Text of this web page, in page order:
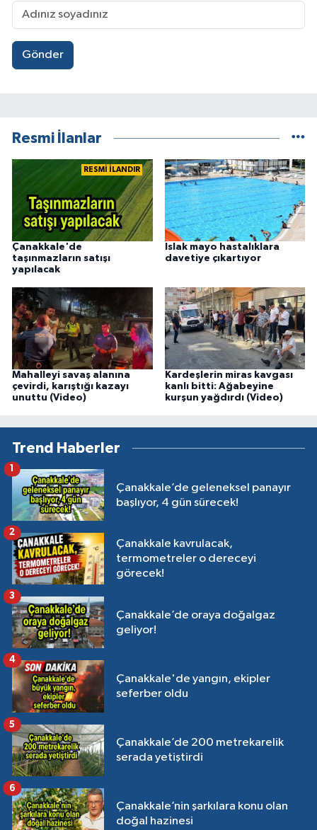
Gönder
Resmi İlanlar
RESMİ İLANDIR
Çanakkale'de
taşınmazların satışı
yapılacak
Islak mayo hastalıklara
davetiye çıkartıyor
Mahalleyi savaş alanına
çevirdi, karıştığı kazayı
unuttu (Video)
Kardeşlerin miras kavgası
kanlı bitti: Ağabeyine
kurşun yağdırdı (Video)
Trend Haberler
Çanakkale’de geleneksel panayır
başlıyor, 4 gün sürecek!
Çanakkale kavrulacak,
termometreler o dereceyi
görecek!
2
Çanakkale’de oraya doğalgaz
geliyor!
3
Çanakkale'de yangın, ekipler
seferber oldu
4
Çanakkale’de 200 metrekarelik
serada yetiştirdi
5
Çanakkale’nin şarkılara konu olan
doğal hazinesi
6